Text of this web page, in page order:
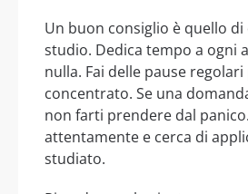
Un buon consiglio è quello
studio. Dedica tempo a ogni
nulla. Fai delle pause
concentrato. Se una
non farti prendere dal
attentamente e cerca di
studiato.